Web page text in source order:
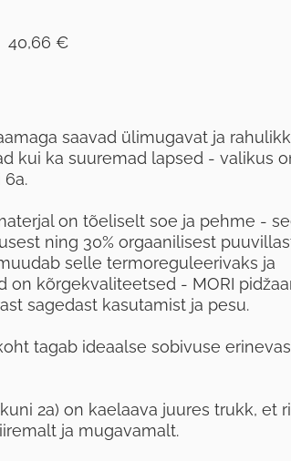
40,66 €
saavad ülimugavat ja
kui ka suuremad lapsed - valikus
on tõeliselt soe ja pehme -
ning 30% orgaanilisest
selle termoreguleerivaks ja
on kõrgekvaliteetsed - MORI
sagedast kasutamist ja pesu.
tagab ideaalse sobivuse erinevas
2a) on kaelaava juures trukk, et
ja mugavamalt.